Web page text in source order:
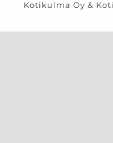
Kotikulma Oy &